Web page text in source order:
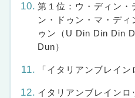
第１位：ウ・ディン・
ン・ドゥン・マ・ディ
ゥン（U Din Din Din
Dun）
「イタリアンブレイ
イタリアンブレイン